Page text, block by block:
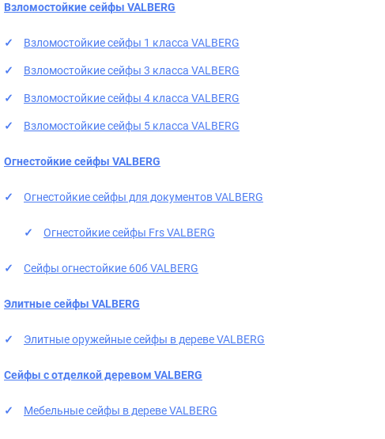
Взломостойкие сейфы VALBERG
Взломостойкие сейфы 1 класса VALBERG
Взломостойкие сейфы 3 класса VALBERG
Взломостойкие сейфы 4 класса VALBERG
Взломостойкие сейфы 5 класса VALBERG
Огнестойкие сейфы VALBERG
Огнестойкие сейфы для документов VALBERG
Огнестойкие сейфы Frs VALBERG
Сейфы огнестойкие 60б VALBERG
Элитные сейфы VALBERG
Элитные оружейные сейфы в дереве VALBERG
Сейфы с отделкой деревом VALBERG
Мебельные сейфы в дереве VALBERG